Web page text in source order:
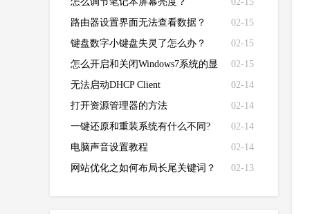
02-15
路由器设置界面无法查看数据？
02-15
键盘数字小键盘失灵了怎么办？
02-15
怎么开启和关闭Windows7系统的显
卡硬件加速功能
02-14
无法启动DHCP Client
02-14
打开资源管理器的方法
02-14
一键还原和重装系统有什么不同?
02-14
电脑声音设置教程
02-13
网站优化之如何布局长尾关键词？